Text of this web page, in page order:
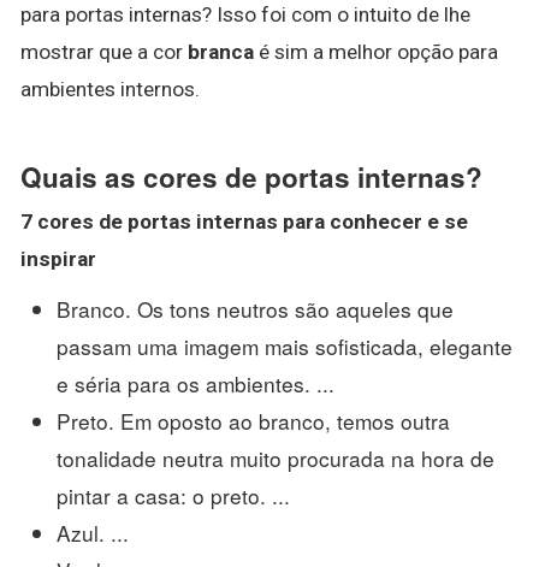
para portas internas? Isso foi com o intuito de lhe
mostrar que a cor branca é sim a melhor opção para
ambientes internos.
Quais as cores de portas internas?
7 cores de portas internas para conhecer e se
inspirar
Branco. Os tons neutros são aqueles que
passam uma imagem mais sofisticada, elegante
e séria para os ambientes. ...
Preto. Em oposto ao branco, temos outra
tonalidade neutra muito procurada na hora de
pintar a casa: o preto. ...
Azul. ...